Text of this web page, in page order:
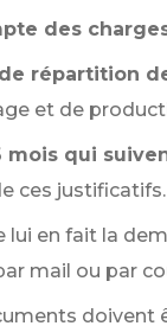
des
répartition
et de
mois qui
ces justificatifs.
lui en fait la
mail ou par
doivent